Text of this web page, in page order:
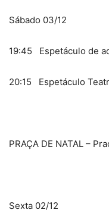
Sábado 03/12
19:45 Espetáculo de
20:15 Espetáculo
PRAÇA DE NATAL –
Sexta 02/12